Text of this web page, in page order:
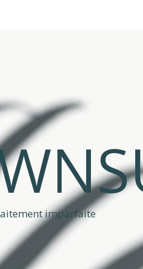
imparfaite